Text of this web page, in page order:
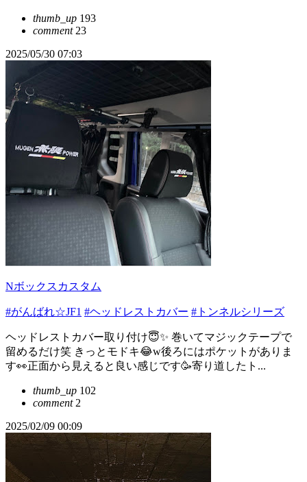
thumb_up 193
comment23
2025/05/30 07:03
Nボックスカスタム
#がんばれ☆JF1 #ヘッドレストカバー #トンネルシリーズ
ヘッドレストカバー取り付け😇✨ 巻いてマジックテープで
留めるだけ笑 きっとモドキ😂w後ろにはポケットがありま
す👀正面から見えると良い感じです🥳寄り道したト...
thumb_up 102
comment2
2025/02/09 00:09